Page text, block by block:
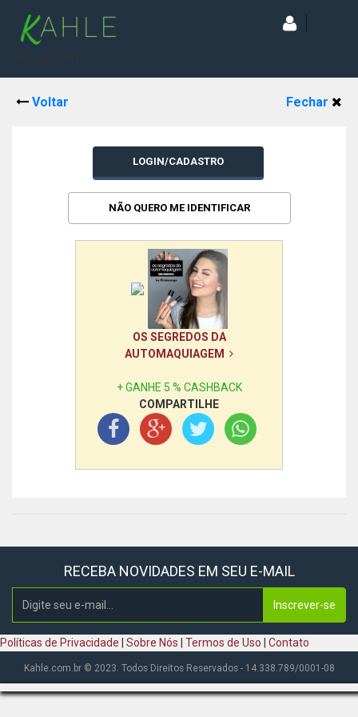
Voltar Fechar
LOGIN/CADASTRO
NÃO QUERO ME IDENTIFICAR
OS SEGREDOS DA
AUTOMAQUIAGEM
+ GANHE 5 % CASHBACK
COMPARTILHE
RECEBA NOVIDADES EM SEU E-MAIL
Inscrever-se
Políticas de Privacidade Sobre Nós Termos de Uso Contato
Kahle.com.br © 2023. Todos Direitos Reservados - 14.338.789/0001-08